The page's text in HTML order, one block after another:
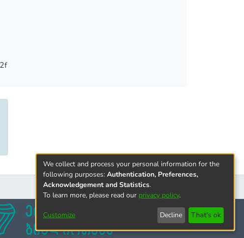
We collect and process your personal information for the
following purposes: Authentication, Preferences,
Acknowledgement and Statistics.
To learn more, please read our privacy policy.
Customize Decline That's ok